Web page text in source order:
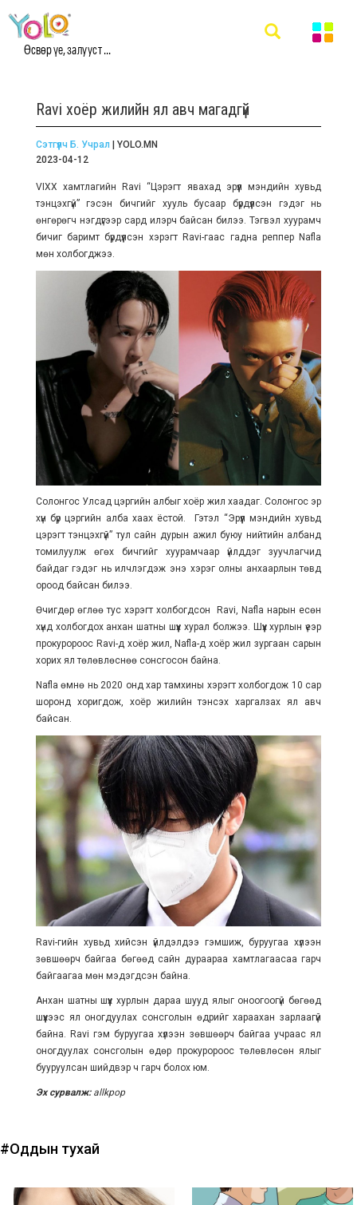
Өсвөр үе, залууст ...
Ravi хоёр жилийн ял авч магадгүй
Сэтгүүлч Б. Учрал | YOLO.MN
2023-04-12
VIXX хамтлагийн Ravi “Цэрэгт явахад эрүүл мэндийн хувьд
тэнцэхгүй” гэсэн бичгийг хууль бусаар бүрдүүлсэн гэдэг нь
өнгөрөгч нэгдүгээр сард илэрч байсан билээ. Тэгвэл хуурамч
бичиг баримт бүрдүүлсэн хэрэгт Ravi-гаас гадна реппер Nafla
мөн холбогджээ.
Солонгос Улсад цэргийн албыг хоёр жил хаадаг. Солонгос эр
хүн бүр цэргийн алба хаах ёстой. Гэтэл “Эрүүл мэндийн хувьд
цэрэгт тэнцэхгүй” тул сайн дурын ажил буюу нийтийн албанд
томилуулж өгөх бичгийг хуурамчаар үйлддэг зуучлагчид
байдаг гэдэг нь илчлэгдэж энэ хэрэг олны анхаарлын төвд
ороод байсан билээ.
Өчигдөр өглөө тус хэрэгт холбогдсон Ravi, Nafla нарын есөн
хүнд холбогдох анхан шатны шүүх хурал болжээ. Шүүх хурлын үеэр
прокуророос Ravi-д хоёр жил, Nafla-д хоёр жил зургаан сарын
хорих ял төлөвлөснөө сонсгосон байна.
Nafla өмнө нь 2020 онд хар тамхины хэрэгт холбогдож 10 сар
шоронд хоригдож, хоёр жилийн тэнсэх харгалзах ял авч
байсан.
Ravi-гийн хувьд хийсэн үйлдэлдээ гэмшиж, буруугаа хүлээн
зөвшөөрч байгаа бөгөөд сайн дураараа хамтлагаасаа гарч
байгаагаа мөн мэдэгдсэн байна.
Анхан шатны шүүх хурлын дараа шууд ялыг оноогоогүй бөгөөд
шүүхээс ял оногдуулах сонсголын өдрийг хараахан зарлаагүй
байна. Ravi гэм буруугаа хүлээн зөвшөөрч байгаа учраас ял
оногдуулах сонсголын өдөр прокуророос төлөвлөсөн ялыг
бууруулсан шийдвэр ч гарч болох юм.
Эх сурвалж:allkpop
#Оддын тухай